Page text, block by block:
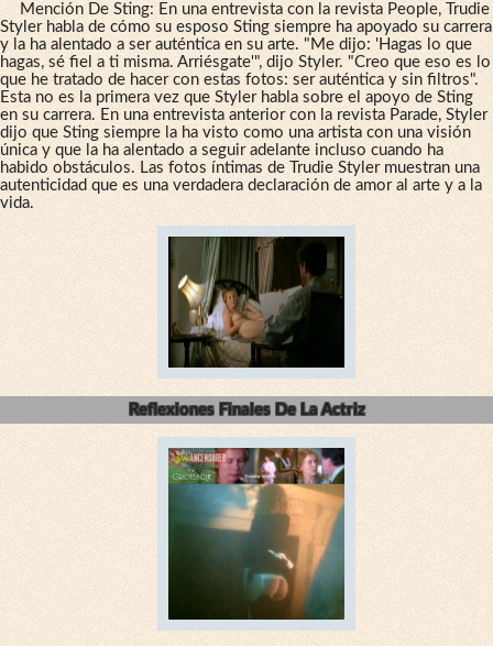
Mención De Sting: En una entrevista con la revista People, Trudie
Styler habla de cómo su esposo Sting siempre ha apoyado su carrera
y la ha alentado a ser auténtica en su arte. "Me dijo: 'Hagas lo que
hagas, sé fiel a ti misma. Arriésgate'", dijo Styler. "Creo que eso es lo
que he tratado de hacer con estas fotos: ser auténtica y sin filtros".
Esta no es la primera vez que Styler habla sobre el apoyo de Sting
en su carrera. En una entrevista anterior con la revista Parade, Styler
dijo que Sting siempre la ha visto como una artista con una visión
única y que la ha alentado a seguir adelante incluso cuando ha
habido obstáculos. Las fotos íntimas de Trudie Styler muestran una
autenticidad que es una verdadera declaración de amor al arte y a la
vida.
Reflexiones Finales De La Actriz